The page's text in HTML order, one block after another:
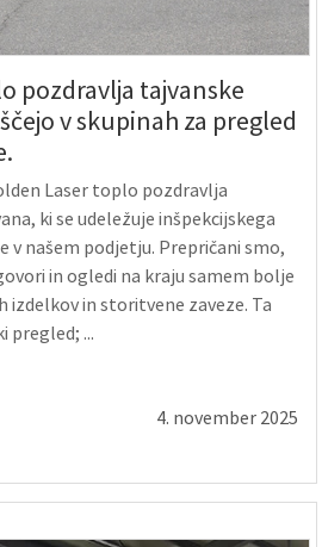
pozdravlja tajvanske
v skupinah za pregled
Laser toplo pozdravlja
ki se udeležuje inšpekcijskega
v našem podjetju. Prepričani smo,
in ogledi na kraju samem bolje
izdelkov in storitvene zaveze. Ta
pregled; ...
4. november 2025